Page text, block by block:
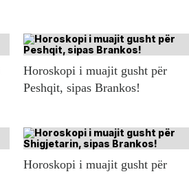
Horoskopi i muajit gusht për
Peshqit, sipas Brankos!
Horoskopi i muajit gusht për